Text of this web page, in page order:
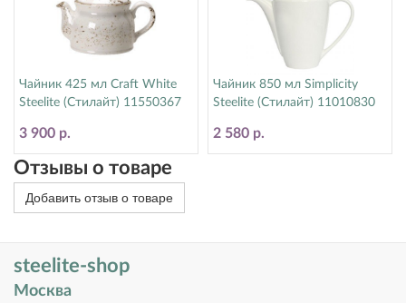
Чайник 425 мл Craft White
Steelite (Стилайт) 11550367
3 900 р.
Чайник 850 мл Simplicity
Steelite (Стилайт) 11010830
2 580 р.
Отзывы о товаре
Добавить отзыв о товаре
steelite-shop
Москва